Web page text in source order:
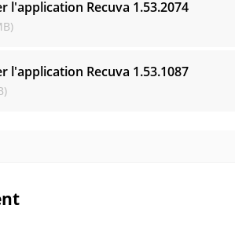
l'application Recuva 1.53.2074
l'application Recuva 1.53.1087